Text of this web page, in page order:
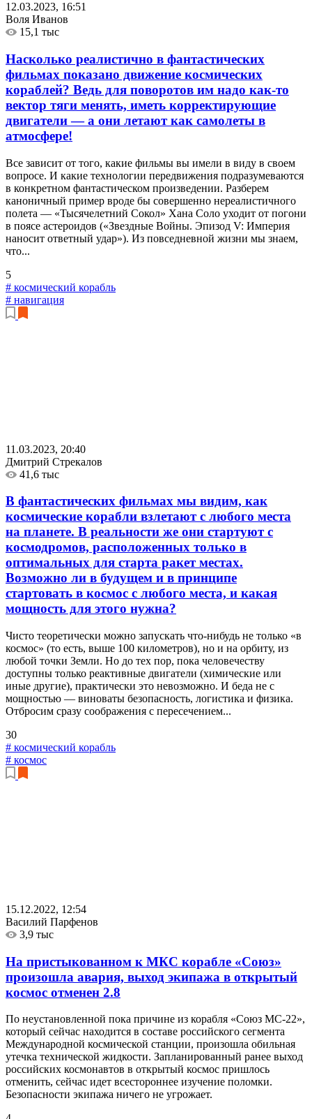
12.03.2023, 16:51
Воля Иванов
15,1 тыс
Насколько реалистично в фантастических
фильмах показано движение космических
кораблей? Ведь для поворотов им надо как-то
вектор тяги менять, иметь корректирующие
двигатели — а они летают как самолеты в
атмосфере!
Все зависит от того, какие фильмы вы имели в виду в своем
вопросе. И какие технологии передвижения подразумеваются
в конкретном фантастическом произведении. Разберем
каноничный пример вроде бы совершенно нереалистичного
полета — «Тысячелетний Сокол» Хана Соло уходит от погони
в поясе астероидов («Звездные Войны. Эпизод V: Империя
наносит ответный удар»). Из повседневной жизни мы знаем,
что...
5
# космический корабль
# навигация
11.03.2023, 20:40
Дмитрий Стрекалов
41,6 тыс
В фантастических фильмах мы видим, как
космические корабли взлетают с любого места
на планете. В реальности же они стартуют с
космодромов, расположенных только в
оптимальных для старта ракет местах.
Возможно ли в будущем и в принципе
стартовать в космос с любого места, и какая
мощность для этого нужна?
Чисто теоретически можно запускать что-нибудь не только «в
космос» (то есть, выше 100 километров), но и на орбиту, из
любой точки Земли. Но до тех пор, пока человечеству
доступны только реактивные двигатели (химические или
иные другие), практически это невозможно. И беда не с
мощностью — виноваты безопасность, логистика и физика.
Отбросим сразу соображения с пересечением...
30
# космический корабль
# космос
15.12.2022, 12:54
Василий Парфенов
3,9 тыс
На пристыкованном к МКС корабле «Союз»
произошла авария, выход экипажа в открытый
космос отменен 2.8
По неустановленной пока причине из корабля «Союз МС-22»,
который сейчас находится в составе российского сегмента
Международной космической станции, произошла обильная
утечка технической жидкости. Запланированный ранее выход
российских космонавтов в открытый космос пришлось
отменить, сейчас идет всестороннее изучение поломки.
Безопасности экипажа ничего не угрожает.